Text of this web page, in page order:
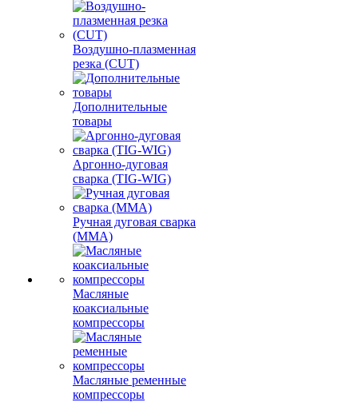
Воздушно-плазменная
резка (CUT)
Дополнительные
товары
Аргонно-дуговая
сварка (TIG-WIG)
Ручная дуговая сварка
(MMA)
Масляные
коаксиальные
компрессоры
Масляные ременные
компрессоры